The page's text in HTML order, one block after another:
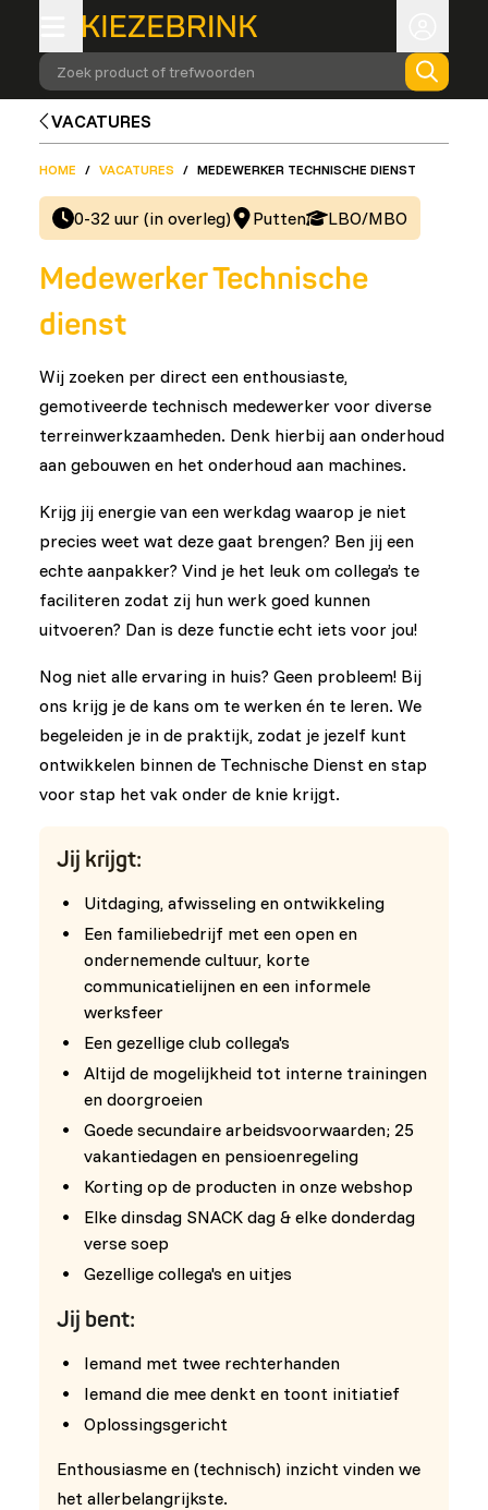
Zoek product of trefwoorden
VACATURES
HOME / VACATURES / MEDEWERKER TECHNISCHE DIENST
0-32 uur (in overleg) Putten LBO/MBO
Medewerker Technische
dienst
Wij zoeken per direct een enthousiaste,
gemotiveerde technisch medewerker voor diverse
terreinwerkzaamheden. Denk hierbij aan onderhoud
aan gebouwen en het onderhoud aan machines.
Krijg jij energie van een werkdag waarop je niet
precies weet wat deze gaat brengen? Ben jij een
echte aanpakker? Vind je het leuk om collega’s te
faciliteren zodat zij hun werk goed kunnen
uitvoeren? Dan is deze functie echt iets voor jou!
Nog niet alle ervaring in huis? Geen probleem! Bij
ons krijg je de kans om te werken én te leren. We
begeleiden je in de praktijk, zodat je jezelf kunt
ontwikkelen binnen de Technische Dienst en stap
voor stap het vak onder de knie krijgt.
Jij krijgt:
Uitdaging, afwisseling en ontwikkeling
Een familiebedrijf met een open en
ondernemende cultuur, korte
communicatielijnen en een informele
werksfeer
Een gezellige club collega's
Altijd de mogelijkheid tot interne trainingen
en doorgroeien
Goede secundaire arbeidsvoorwaarden; 25
vakantiedagen en pensioenregeling
Korting op de producten in onze webshop
Elke dinsdag SNACK dag & elke donderdag
verse soep
Gezellige collega's en uitjes
Jij bent:
Iemand met twee rechterhanden
Iemand die mee denkt en toont initiatief
Oplossingsgericht
Enthousiasme en (technisch) inzicht vinden we
het allerbelangrijkste.